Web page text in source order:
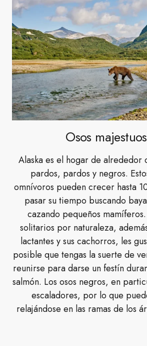
Osos
Alaska es el hogar de alrededor
pardos, pardos y negros.
omnívoros pueden crecer hasta
pasar su tiempo buscando
cazando pequeños
solitarios por naturaleza,
lactantes y sus cachorros, les
posible que tengas la suerte de
reunirse para darse un festín
salmón. Los osos negros, en
escaladores, por lo que
relajándose en las ramas de los